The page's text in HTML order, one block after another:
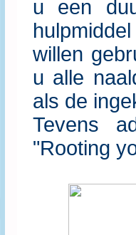
u een
willen
u alle
als de
Tevens
"Rooting